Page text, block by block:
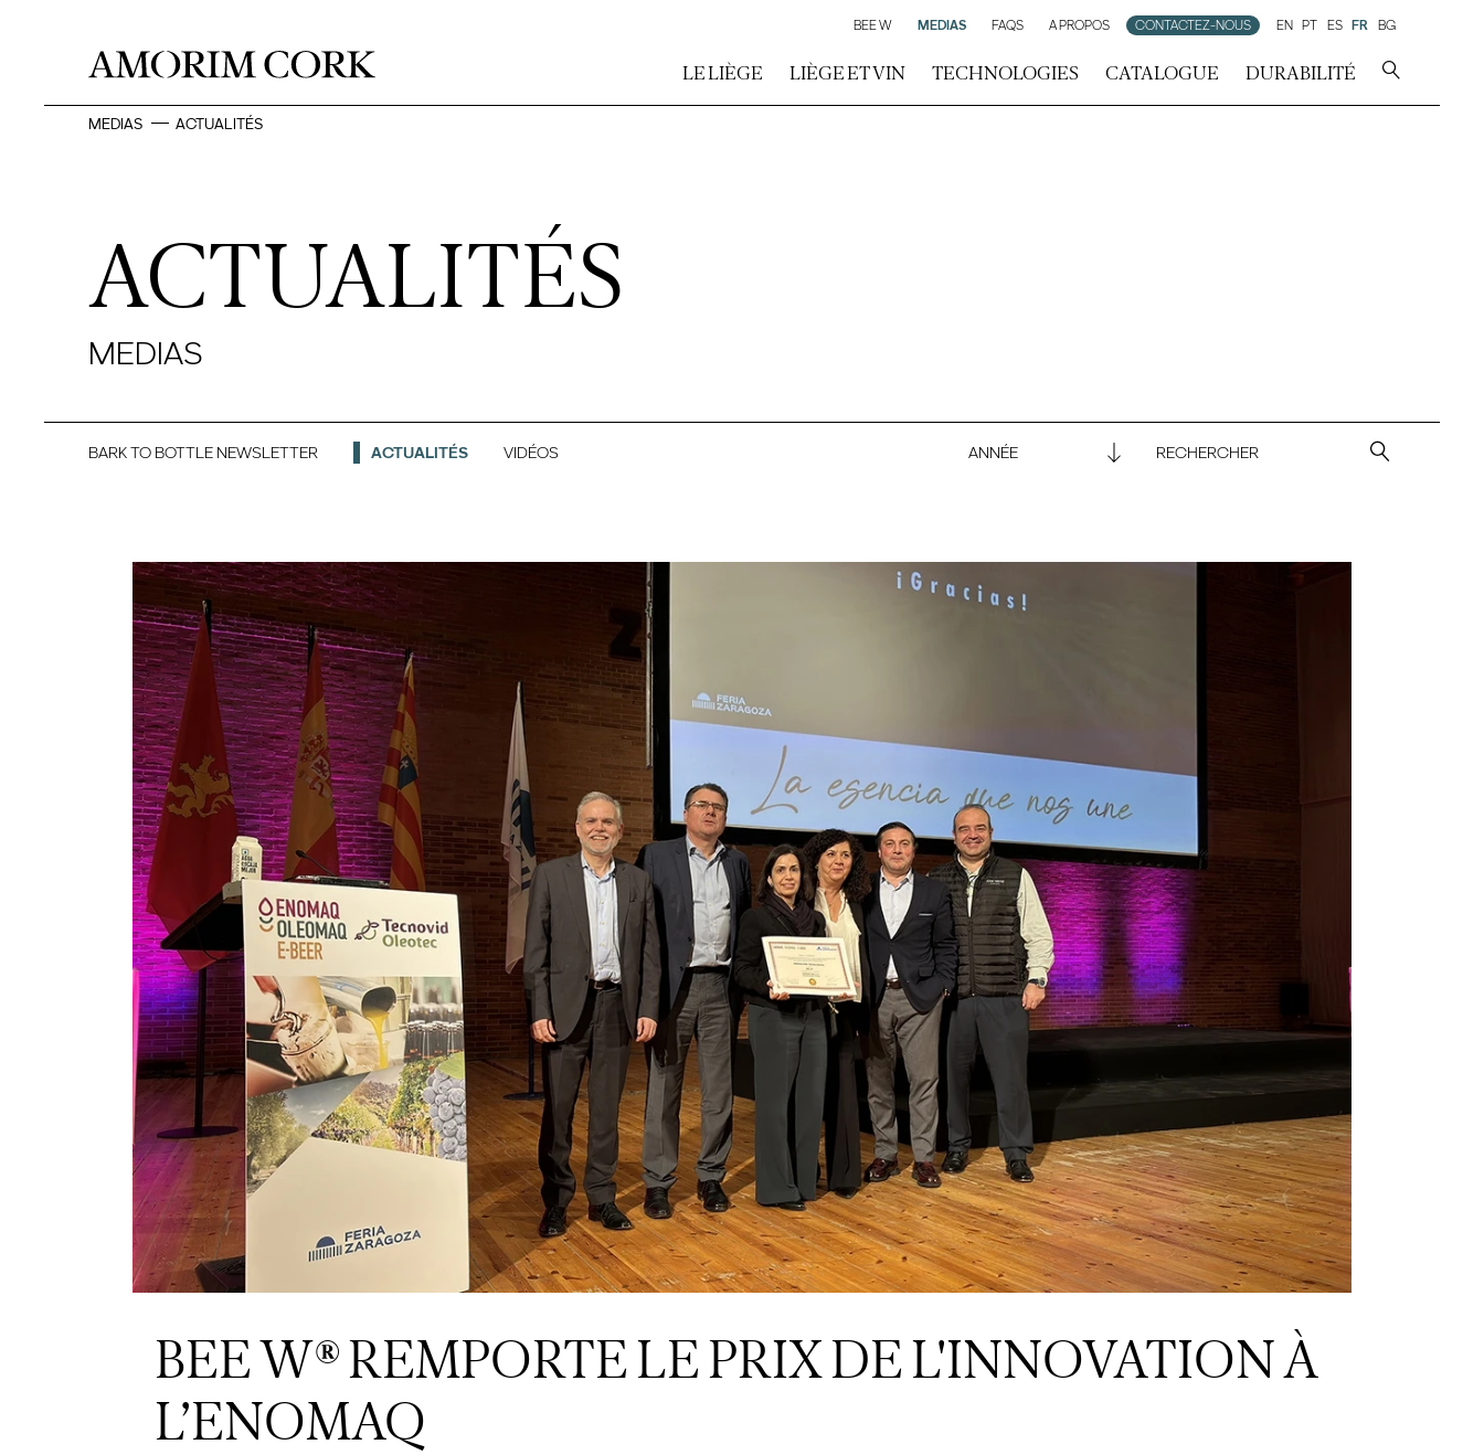
LE LIÈGE LIÈGE ET VIN TECHNOLOGIES CATALOGUE DURABILITÉ
BEE W MEDIAS FAQS A PROPOS CONTACTEZ-NOUS EN PT ES FR BG
MEDIAS ACTUALITÉS
ACTUALITÉS
MEDIAS
BARK TO BOTTLE NEWSLETTER ACTUALITÉS VIDÉOS
BEE W® REMPORTE LE PRIX DE L'INNOVATION À
L’ENOMAQ